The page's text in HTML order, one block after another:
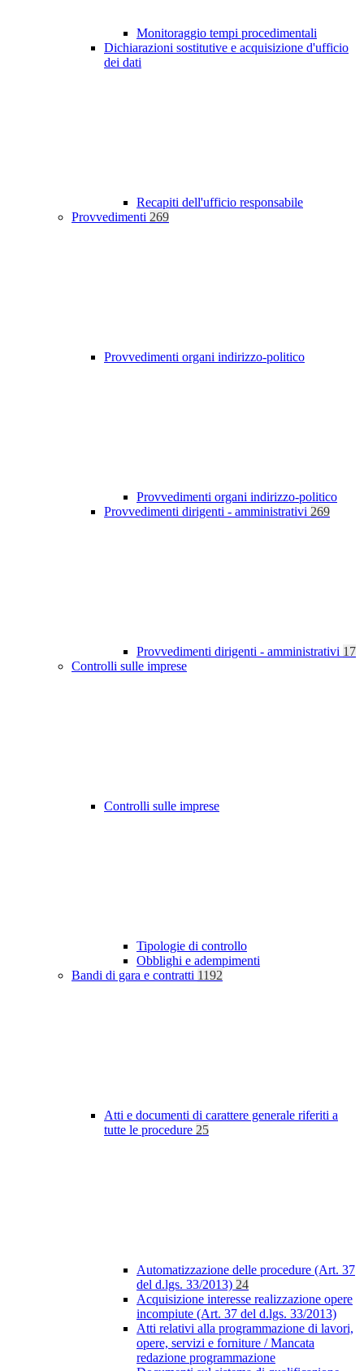
Monitoraggio tempi procedimentali
Dichiarazioni sostitutive e acquisizione d'ufficio
dei dati
Recapiti dell'ufficio responsabile
Provvedimenti 269
Provvedimenti organi indirizzo-politico
Provvedimenti organi indirizzo-politico
Provvedimenti dirigenti - amministrativi 269
Provvedimenti dirigenti - amministrativi 17
Controlli sulle imprese
Controlli sulle imprese
Tipologie di controllo
Obblighi e adempimenti
Bandi di gara e contratti 1192
Atti e documenti di carattere generale riferiti a
tutte le procedure 25
Automatizzazione delle procedure (Art. 37
del d.lgs. 33/2013) 24
Acquisizione interesse realizzazione opere
incompiute (Art. 37 del d.lgs. 33/2013)
Atti relativi alla programmazione di lavori,
opere, servizi e forniture / Mancata
redazione programmazione